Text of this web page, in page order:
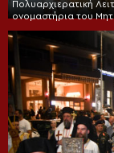
Πολυαρχιερατική
ονομαστήρια του